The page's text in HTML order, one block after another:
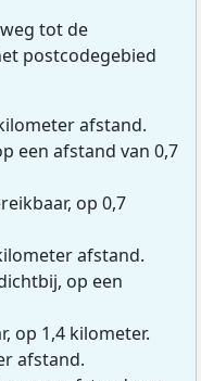
tot de
postcodegebied
afstand.
een afstand van 0,7
op 0,7
afstand.
op een
op 1,4 kilometer.
afstand.